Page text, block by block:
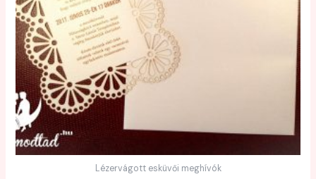
Lézervágott esküvői meghívók